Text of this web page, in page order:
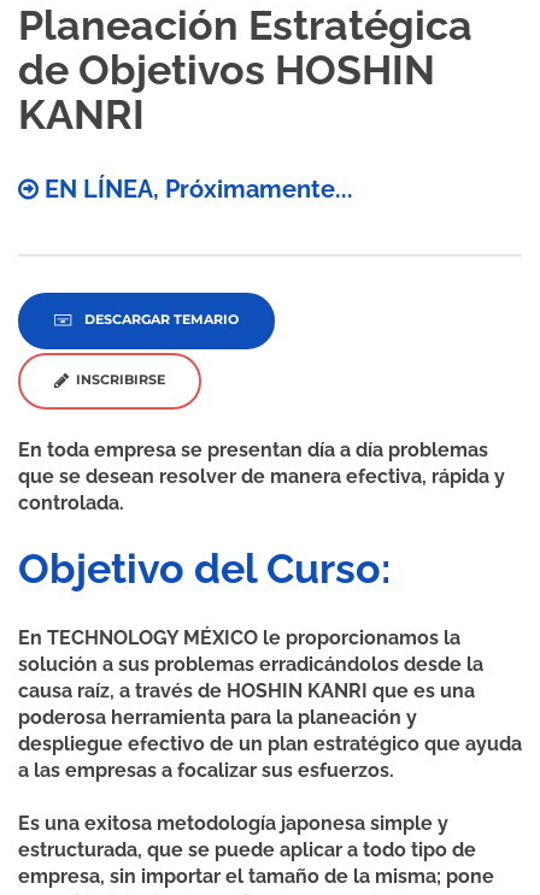
Planeación Estratégica
de Objetivos HOSHIN
KANRI
EN LÍNEA, Próximamente...
DESCARGAR TEMARIO
INSCRIBIRSE
En toda empresa se presentan día a día problemas
que se desean resolver de manera efectiva, rápida y
controlada.
Objetivo del Curso:
En TECHNOLOGY MÉXICO le proporcionamos la
solución a sus problemas erradicándolos desde la
causa raíz, a través de HOSHIN KANRI que es una
poderosa herramienta para la planeación y
despliegue efectivo de un plan estratégico que ayuda
a las empresas a focalizar sus esfuerzos.
Es una exitosa metodología japonesa simple y
estructurada, que se puede aplicar a todo tipo de
empresa, sin importar el tamaño de la misma; pone